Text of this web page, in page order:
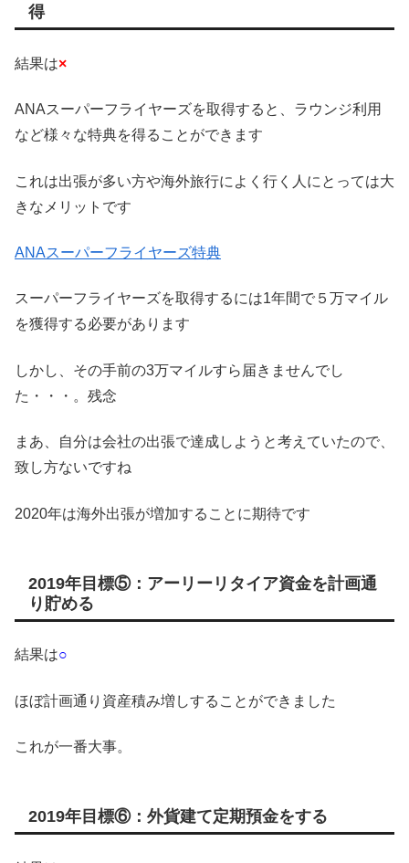
得
結果は×
ANAスーパーフライヤーズを取得すると、ラウンジ利用
など様々な特典を得ることができます
これは出張が多い方や海外旅行によく行く人にとっては大
きなメリットです
ANAスーパーフライヤーズ特典
スーパーフライヤーズを取得するには1年間で５万マイル
を獲得する必要があります
しかし、その手前の3万マイルすら届きませんでし
た・・・。残念
まあ、自分は会社の出張で達成しようと考えていたので、
致し方ないですね
2020年は海外出張が増加することに期待です
2019年目標⑤：アーリーリタイア資金を計画通
り貯める
結果は○
ほぼ計画通り資産積み増しすることができました
これが一番大事。
2019年目標⑥：外貨建て定期預金をする